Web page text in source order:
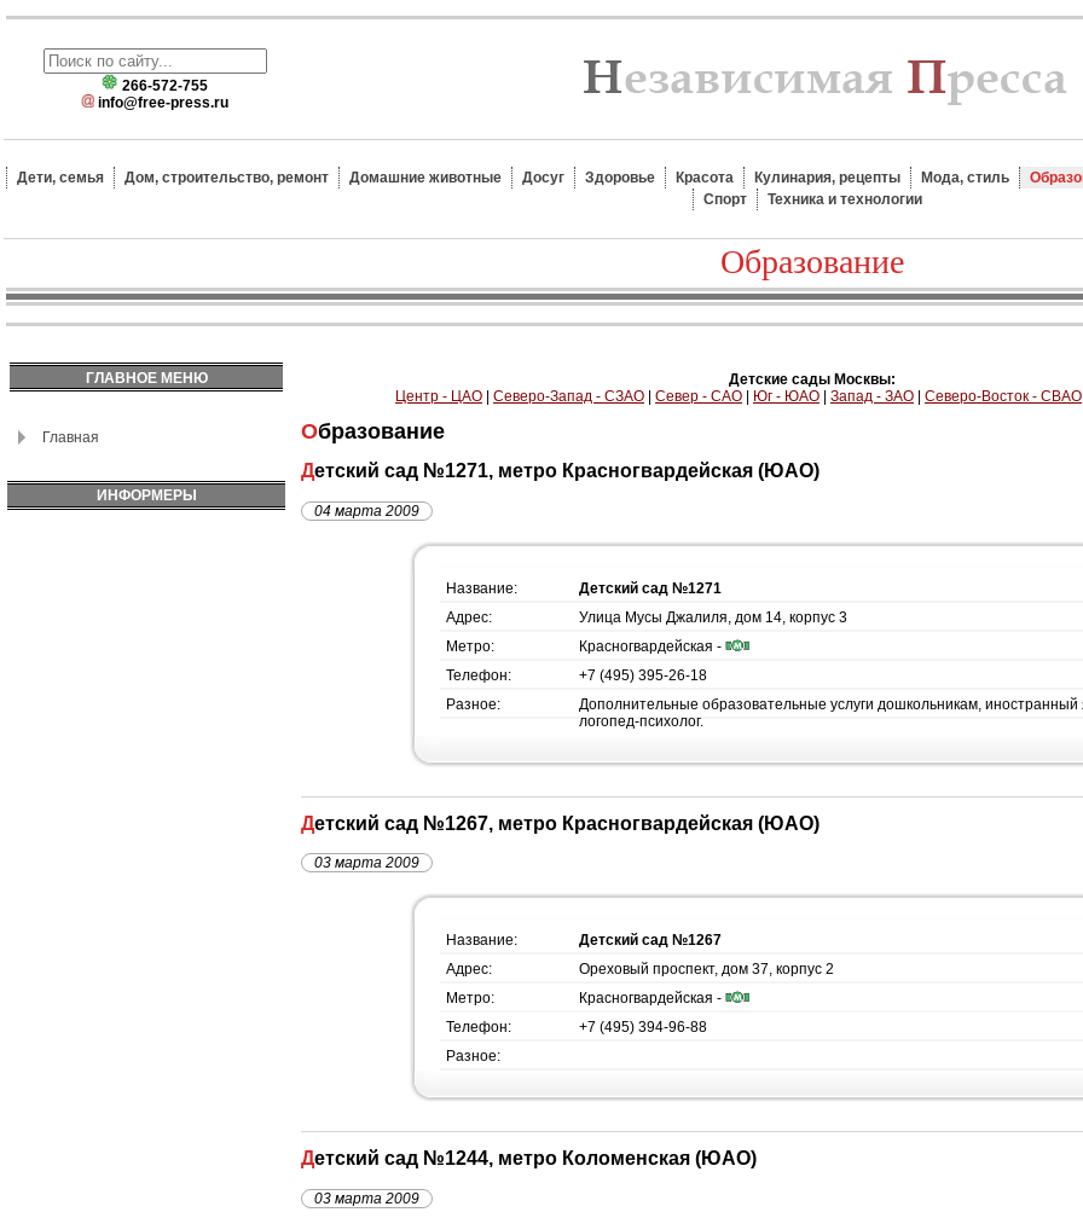
266-572-755
info@free-press.ru
Дети, семья Дом, строительство, ремонт Домашние животные Досуг Здоровье Красота Кулинария, рецепты Мода, стиль
Спорт
Техника и технологии
Образование
ГЛАВНОЕ МЕНЮ
Главная
ИНФОРМЕРЫ
Детские сады Москвы:
Центр - ЦАО
Северо-Запад - СЗАО Север - САО Юг - ЮАО Запад - ЗАО Северо-Восток - СВАО
Образование
Детский сад №1271, метро Красногвардейская (ЮАО)
04 марта 2009
Название:
Детский сад №1271
Адрес:
Улица Мусы Джалиля, дом 14, корпус 3
Метро:
Красногвардейская -
Телефон:
+7 (495) 395-26-18
Разное:
Дополнительные образовательные услуги дошкольникам, иностранный
логопед-психолог.
Детский сад №1267, метро Красногвардейская (ЮАО)
03 марта 2009
Название:
Детский сад №1267
Адрес:
Ореховый проспект, дом 37, корпус 2
Метро:
Красногвардейская -
Телефон:
+7 (495) 394-96-88
Разное:
Детский сад №1244, метро Коломенская (ЮАО)
03 марта 2009